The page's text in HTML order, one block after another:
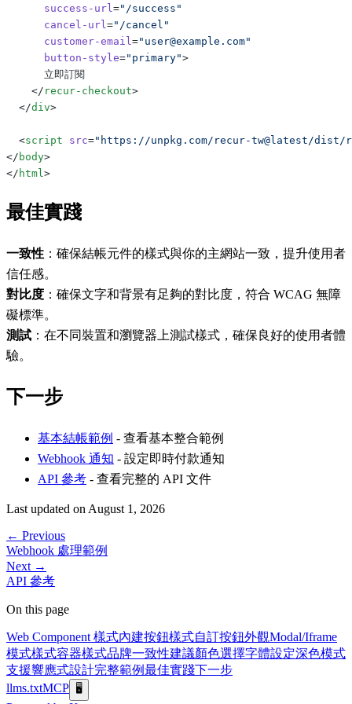
      success-url
="/success"
      cancel-url
="/cancel"
      customer-email
="user@example.com"
      button-style
="primary">
      立即訂閱
    </
recur-checkout>
  </
div>
  <
script src="https://unpkg.com/recur-tw@latest/dist/
</ body>
</ html>
最佳實踐
一致性 ：確保結帳元件的樣式與你的主網站一致，提升使用者
信任感。
對比度 ：確保文字和背景有足夠的對比度，符合 WCAG 無障
礙標準。
測試 ：在不同裝置和瀏覽器上測試樣式，確保良好的使用者體
驗。
下一步
基本結帳範例 - 查看基本整合範例
Webhook 通知 - 設定即時付款通知
API 參考 - 查看完整的 API 文件
Last updated on August 1, 2026
← Previous
Webhook 處理範例
Next →
API 參考
On this page
Web Component 樣式內建按鈕樣式自訂按鈕外觀Modal/Iframe
模式樣式容器樣式品牌一致性建議顏色選擇字體設定深色模式
支援響應式設計完整範例最佳實踐下一步
llms.txtMCP 🖥